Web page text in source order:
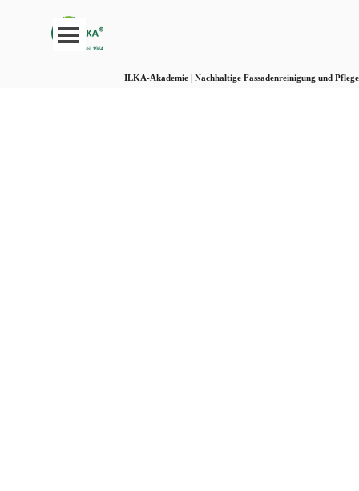
Menü überspringen
ILKA-Akademie | Nachhaltige Fassadenreinigung und Pflege